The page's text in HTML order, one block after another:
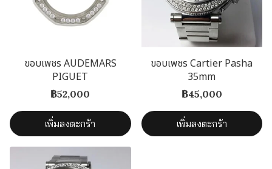
ขอบเพชร AUDEMARS
PIGUET
฿52,000
เพิ่มลงตะกร้า
ขอบเพชร Cartier Pasha
35mm
฿45,000
เพิ่มลงตะกร้า